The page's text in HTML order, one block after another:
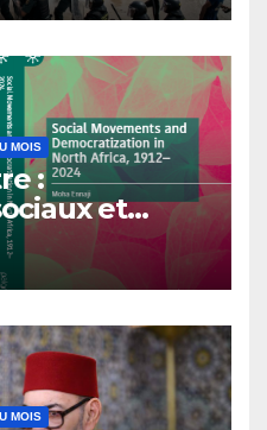
MOIS
:
et
en Afrique
MOIS